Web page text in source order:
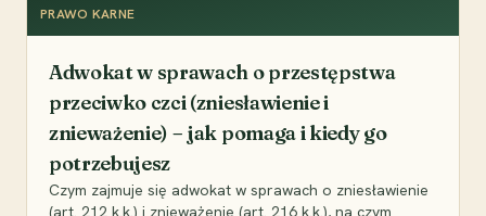
PRAWO KARNE
Adwokat w sprawach o przestępstwa
przeciwko czci (zniesławienie i
znieważenie) – jak pomaga i kiedy go
potrzebujesz
Czym zajmuje się adwokat w sprawach o zniesławienie
(art. 212 k.k.) i znieważenie (art. 216 k.k.), na czym